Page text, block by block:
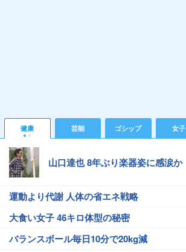
健康 芸能 ゴシップ 女子
山口達也 8年ぶり楽器姿に感涙か
運動より代謝 人体の省エネ戦略
大食い女子 46キロ体型の秘密
バランスボール毎日10分で20kg減